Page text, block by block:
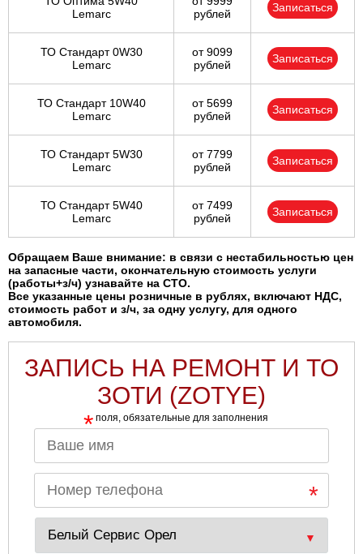
Lemarc
рублей
Записаться
ТО Стандарт 0W30
Lemarc
от 9099
рублей
Записаться
ТО Стандарт 10W40
Lemarc
от 5699
рублей
Записаться
ТО Стандарт 5W30
Lemarc
от 7799
рублей
Записаться
ТО Стандарт 5W40
Lemarc
от 7499
рублей
Записаться
Обращаем Ваше внимание: в связи с нестабильностью цен
на запасные части, окончательную стоимость услуги
(работы+з/ч) узнавайте на СТО.
Все указанные цены розничные в рублях, включают НДС,
стоимость работ и з/ч, за одну услугу, для одного
автомобиля.
ЗАПИСЬ НА РЕМОНТ И ТО
ЗОТИ (ZOTYE)
* поля, обязательные для заполнения